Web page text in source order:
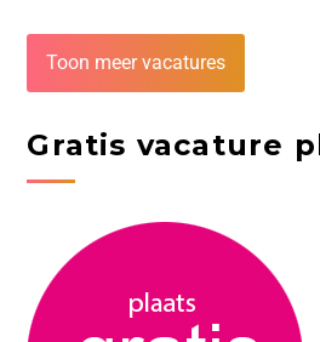
Toon meer vacatures
Gratis vacature